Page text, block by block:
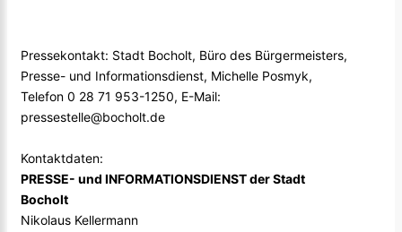
Pressekontakt: Stadt Bocholt, Büro des Bürgermeisters,
Presse- und Informationsdienst, Michelle Posmyk,
Telefon 0 28 71 953-1250, E-Mail:
pressestelle@bocholt.de
Kontaktdaten:
PRESSE- und INFORMATIONSDIENST der Stadt
Bocholt
Nikolaus Kellermann